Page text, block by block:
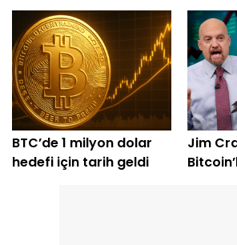
dolarlık alım
engeli
BTC’de 1 milyon dolar
hedefi için tarih geldi
Jim